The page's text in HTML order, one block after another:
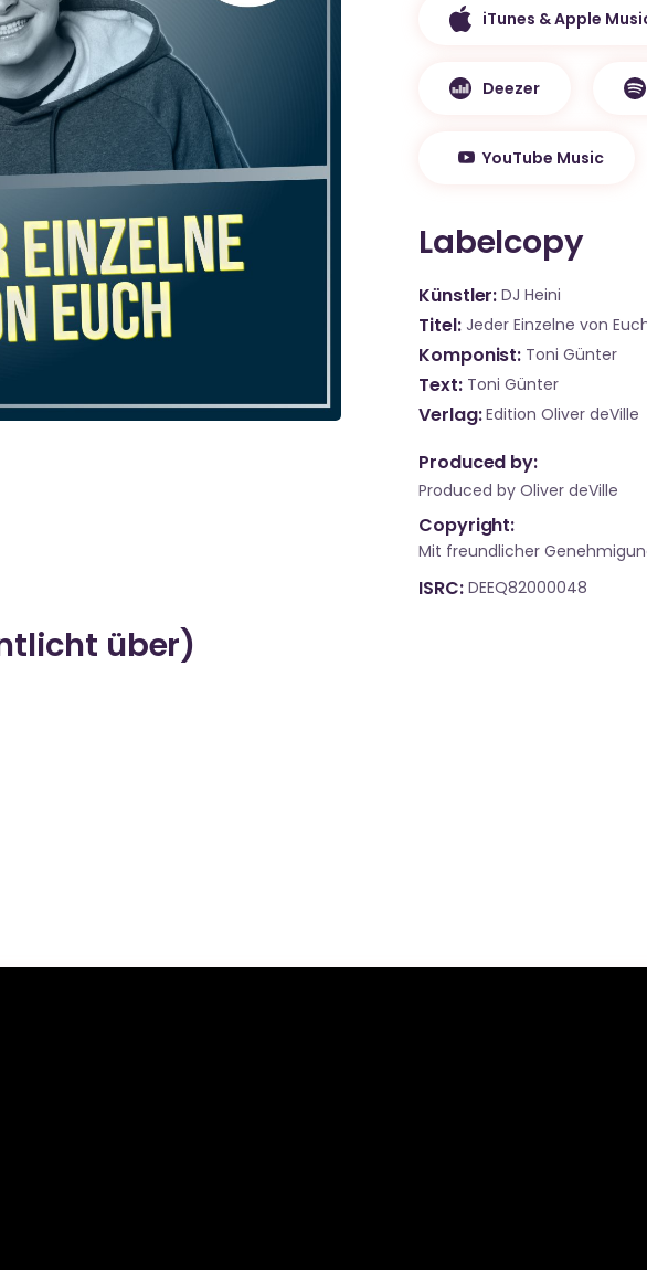
iTunes & Apple
Deezer
YouTube Music
Labelcopy
Künstler DJ Heini
Titel Jeder Einzelne von
Komponist Toni Günter
Text Toni Günter
Verlag Edition Oliver deVille
Produced by:
Produced by Oliver deVille
Copyright:
Mit freundlicher
ISRC DEEQ82000048
über)